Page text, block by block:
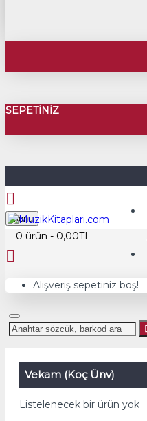
SEPETINIZ
Menu
0 ürün - 0,00TL
Alışveriş sepetiniz boş!
Vekam (Koç Ünv)
Listelenecek bir ürün yok